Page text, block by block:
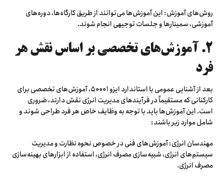
روش‌های آموزش: این آموزش‌ها می‌توانند از طریق کارگاه‌ها، دوره‌های
آموزشی، سمینارها و جلسات توجیهی انجام شوند.
۲. آموزش‌های تخصصی بر اساس نقش هر
فرد
بعد از آشنایی عمومی با استاندارد ایزو ۵۰۰۰۱، آموزش‌های تخصصی برای
کارکنانی که مستقیماً در فرآیندهای مدیریت انرژی نقش دارند، ضروری
است. این آموزش‌ها باید با توجه به وظایف خاص هر فرد طراحی شوند و
شامل موارد زیر باشند:
مهندسان انرژی: آموزش‌های فنی در خصوص نحوه نظارت و مدیریت
سیستم‌های انرژی، شبیه‌سازی مصرف انرژی، استفاده از ابزارهای بهینه‌سازی
مصرف انرژی.